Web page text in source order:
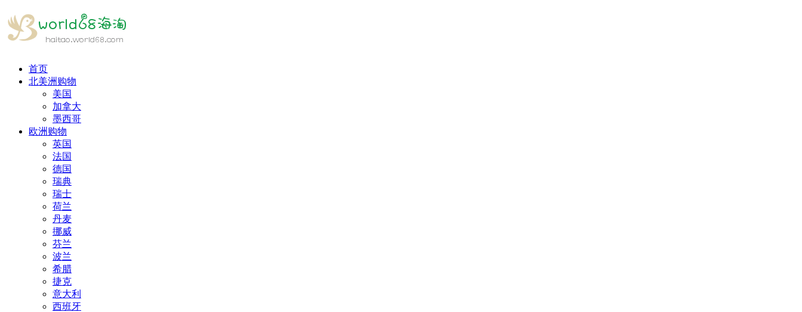
首页
北美洲购物
美国
加拿大
墨西哥
欧洲购物
英国
法国
德国
瑞典
瑞士
荷兰
丹麦
挪威
芬兰
波兰
希腊
捷克
意大利
西班牙